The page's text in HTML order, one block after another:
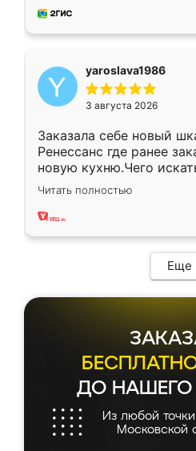
мебель за качественную
yaroslava1986
3 августа 2026
Заказала себе новый
Ренессанс где ранее
новую кухню.Чего
вполне довольна.
два года, нареканий нет.
Читать полностью
Еще
ДО
Из любой
Московской